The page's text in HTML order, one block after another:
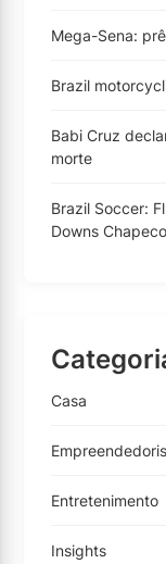
Mega-Sena:
Brazil
Babi Cruz
morte
Brazil Soccer:
Downs
Casa
Entretenimento
Insights